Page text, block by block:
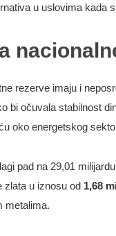
u uslovima
rezerve imaju i
bi očuvala stabilnost
oko energetskog
pad na 29,01
zlata u iznosu od 1,68
metalima.